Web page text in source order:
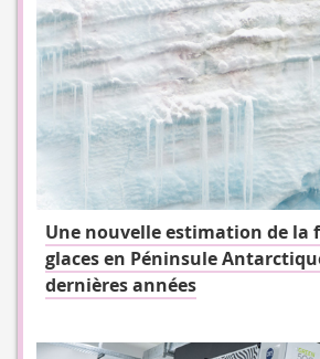
Une nouvelle estimation de la
glaces en Péninsule
dernières années